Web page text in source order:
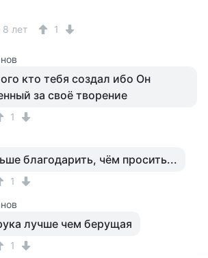
8 лет 1
кто тебя создал ибо Он
за своё творение
1
благодарить, чём просить...
1
лучше чем берущая
1